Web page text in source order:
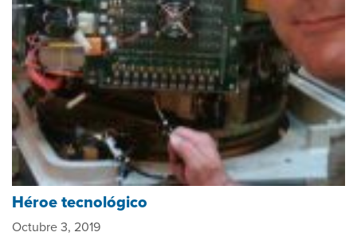
Héroe tecnológico
Octubre 3, 2019